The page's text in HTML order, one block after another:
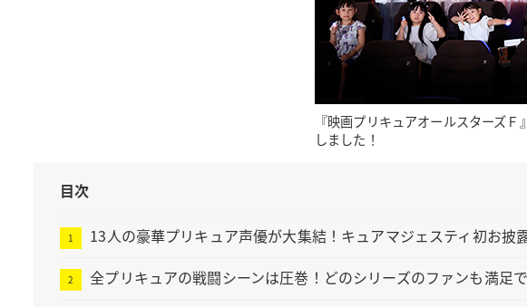
『映画プリキュアオールスターズ
しました！
目次
13人の豪華プリキュア声優が大集結！キュアマジェスティ初お披
全プリキュアの戦闘シーンは圧巻！どのシリーズのファンも満足で